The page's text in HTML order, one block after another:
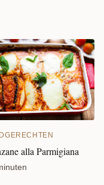
alla Parmigiana